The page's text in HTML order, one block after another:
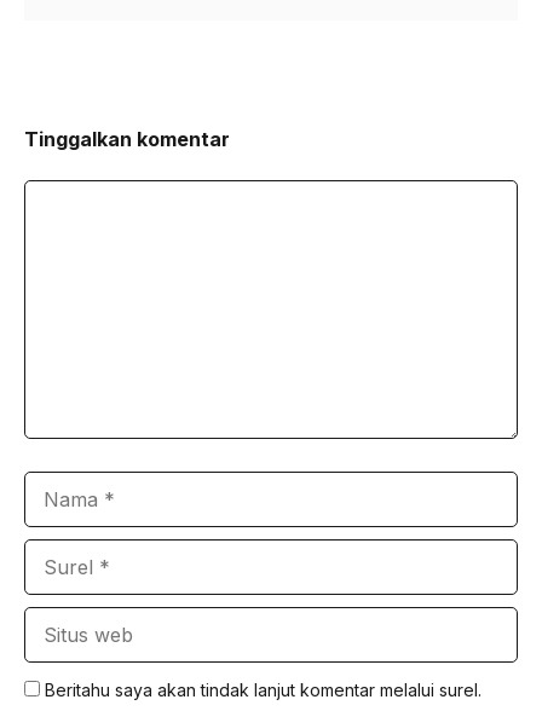
Tinggalkan komentar
Beritahu saya akan tindak lanjut komentar melalui surel.